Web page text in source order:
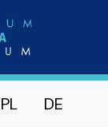
PL DE